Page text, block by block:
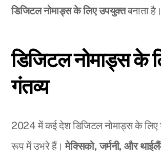
डिजिटल नोमाड्स के लिए उपयुक्तबनाता है।
डिजिटल नोमाड्स के
गंतव्य
2024 में कई देश डिजिटल नोमाड्स के लिए
रूप में उभरे हैं।मेक्सिको, जर्मनी, और